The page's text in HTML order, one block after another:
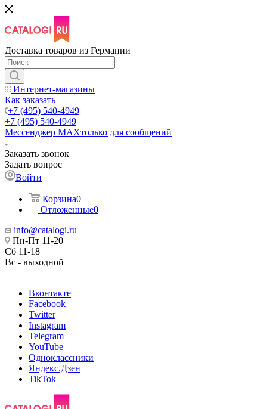
Доставка товаров из Германии
Интернет-магазины
Как заказать
+7 (495) 540-4949
+7 (495) 540-4949
Мессенджер МАХтолько для сообщений
Заказать звонок
Задать вопрос
Войти
Корзина0
Отложенные0
info@catalogi.ru
Пн-Пт 11-20
Сб 11-18
Вс - выходной
Вконтакте
Facebook
Twitter
Instagram
Telegram
YouTube
Одноклассники
Яндекс.Дзен
TikTok